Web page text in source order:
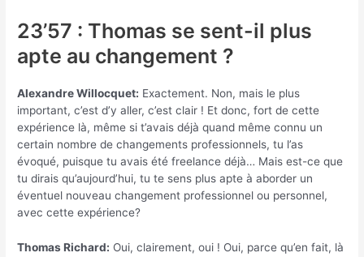
23’57 : Thomas se sent-il plus
apte au changement ?
Alexandre Willocquet: Exactement. Non, mais le plus
important, c’est d’y aller, c’est clair ! Et donc, fort de cette
expérience là, même si t’avais déjà quand même connu un
certain nombre de changements professionnels, tu l’as
évoqué, puisque tu avais été freelance déjà… Mais est-ce que
tu dirais qu’aujourd’hui, tu te sens plus apte à aborder un
éventuel nouveau changement professionnel ou personnel,
avec cette expérience?
Thomas Richard: Oui, clairement, oui ! Oui, parce qu’en fait, là